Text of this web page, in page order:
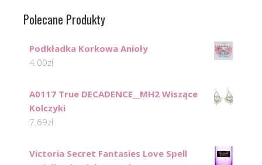
Polecane Produkty
Podkładka Korkowa Anioły
4.00zł
A0117 True DECADENCE__MH2 Wiszące
Kolczyki
7.69zł
Victoria Secret Fantasies Love Spell